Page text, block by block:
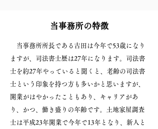
当事務所の特徴
当事務所所長である古田は今年で53歳になり
ますが、司法書士歴は27年になります。司法書
士を約27年やっていると聞くと、老齢の司法書
士という印象を持つ方も多いかと思いますが、
開業がはやかったこともあり、キャリアがあ
り、かつ、働き盛りの年齢です。土地家屋調査
士は平成23年開業で今年で13年となり、新人と